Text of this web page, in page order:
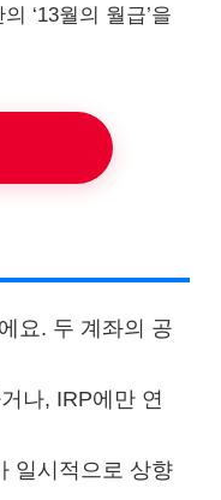
‘13월의 월급’을
요. 두 계좌의 공
나, IRP에만 연
일시적으로 상향